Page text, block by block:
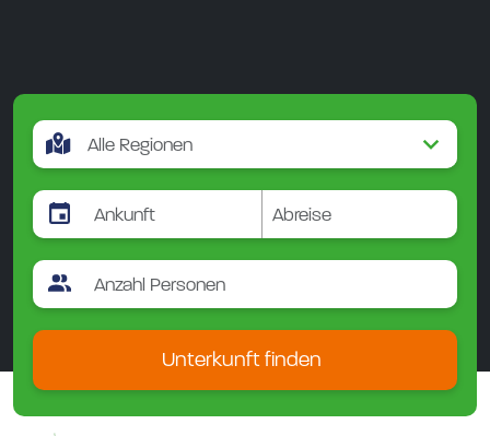
Unterkunft finden